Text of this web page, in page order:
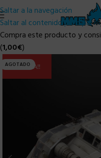
Saltar a la navegación
Saltar al contenido principal
Compra este producto y
(1,00€)
AGOTADO
ULTIMA!!